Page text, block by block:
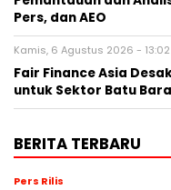
Pers, dan AEO
Kamis, 6 Agustus 2026 - 13:02
Fair Finance Asia
untuk Sektor Batu Bara
BERITA TERBARU
Pers Rilis